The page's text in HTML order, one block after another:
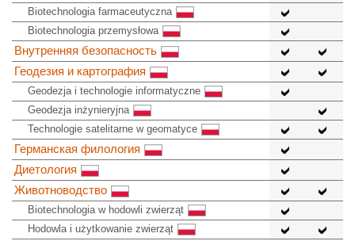
Biotechnologia farmaceutyczna
Biotechnologia przemysłowa
Внутренняя безопасность
Геодезия и картография
Geodezja i technologie informatyczne
Geodezja inżynieryjna
Technologie satelitarne w geomatyce
Германская филология
Диетология
Животноводство
Biotechnologia w hodowli zwierząt
Hodowla i użytkowanie zwierząt